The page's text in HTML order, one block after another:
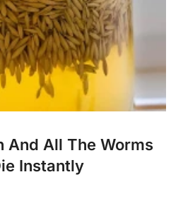
And All The Worms
Instantly